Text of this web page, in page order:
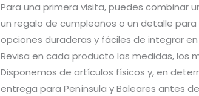
Para una primera visita, puedes combinar
un regalo de cumpleaños o un detalle
opciones duraderas y fáciles de integrar
Revisa en cada producto las medidas, los
Disponemos de artículos físicos y, en
entrega para Península y Baleares antes